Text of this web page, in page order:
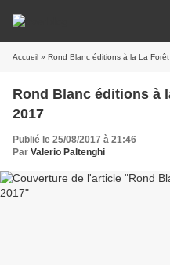
Accueil » Rond Blanc éditions à la La
Rond Blanc éditions à
2017
Publié le 25/08/2017 à 21:46
Par Valerio Paltenghi